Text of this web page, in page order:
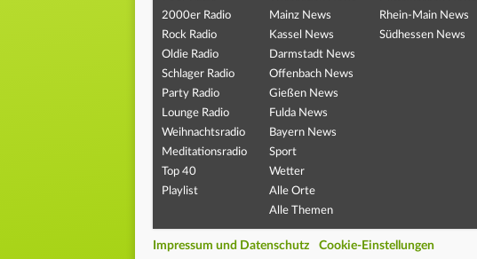
2000er Radio
Rock Radio
Oldie Radio
Schlager Radio
Party Radio
Lounge Radio
Weihnachtsradio
Meditationsradio
Top 40
Playlist
Mainz News
Kassel News
Darmstadt News
Offenbach News
Gießen News
Fulda News
Bayern News
Sport
Wetter
Alle Orte
Alle Themen
Rhein-Main News
Südhessen News
Impressum und Datenschutz Cookie-Einstellungen